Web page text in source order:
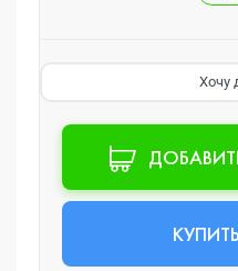
Хочу